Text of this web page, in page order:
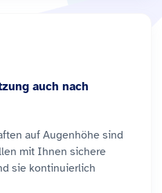
auch nach
auf Augenhöhe sind
mit Ihnen sichere
sie kontinuierlich